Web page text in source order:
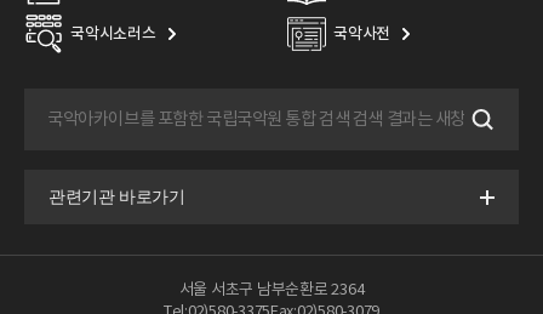
국악시소러스 국악사전
서울 서초구 남부순환로 2364